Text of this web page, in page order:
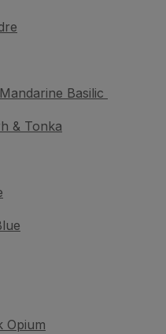
Basilic
& Tonka
Opium